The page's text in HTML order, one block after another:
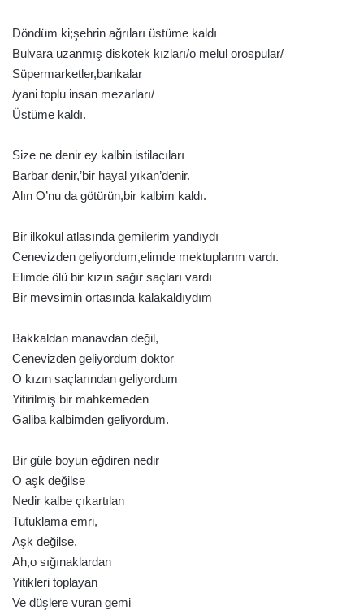
Döndüm ki;şehrin ağrıları üstüme kaldı
Bulvara uzanmış diskotek kızları/o melul orospular/
Süpermarketler,bankalar
/yani toplu insan mezarları/
Üstüme kaldı.
Size ne denir ey kalbin istilacıları
Barbar denir,’bir hayal yıkan’denir.
Alın O’nu da götürün,bir kalbim kaldı.
Bir ilkokul atlasında gemilerim yandıydı
Cenevizden geliyordum,elimde mektuplarım vardı.
Elimde ölü bir kızın sağır saçları vardı
Bir mevsimin ortasında kalakaldıydım
Bakkaldan manavdan değil,
Cenevizden geliyordum doktor
O kızın saçlarından geliyordum
Yitirilmiş bir mahkemeden
Galiba kalbimden geliyordum.
Bir güle boyun eğdiren nedir
O aşk değilse
Nedir kalbe çıkartılan
Tutuklama emri,
Aşk değilse.
Ah,o sığınaklardan
Yitikleri toplayan
Ve düşlere vuran gemi